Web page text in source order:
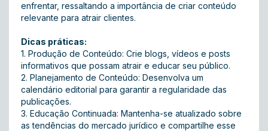
enfrentar, ressaltando a importância de criar conteúdo
relevante para atrair clientes.
Dicas práticas:
1. Produção de Conteúdo: Crie blogs, vídeos e posts
informativos que possam atrair e educar seu público.
2. Planejamento de Conteúdo: Desenvolva um
calendário editorial para garantir a regularidade das
publicações.
3. Educação Continuada: Mantenha-se atualizado sobre
as tendências do mercado jurídico e compartilhe esse